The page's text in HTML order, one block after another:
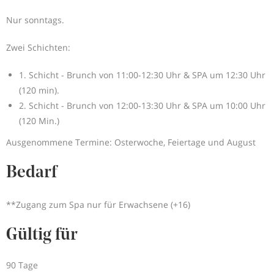
Nur sonntags.
Zwei Schichten:
1. Schicht - Brunch von 11:00-12:30 Uhr & SPA um 12:30 Uhr
(120 min).
2. Schicht - Brunch von 12:00-13:30 Uhr & SPA um 10:00 Uhr
(120 Min.)
Ausgenommene Termine: Osterwoche, Feiertage und August
Bedarf
**Zugang zum Spa nur für Erwachsene (+16)
Gültig für
90 Tage